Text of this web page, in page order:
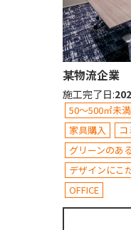
某物流企業
施工完了日:
50～500㎡未満
家具購入
グリーンのあ
デザインにこ
OFFICE